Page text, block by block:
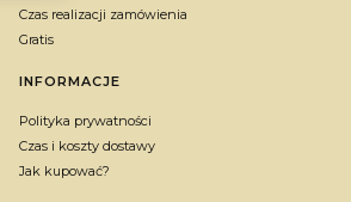
Czas realizacji zamówienia
Gratis
INFORMACJE
Polityka prywatności
Czas i koszty dostawy
Jak kupować?